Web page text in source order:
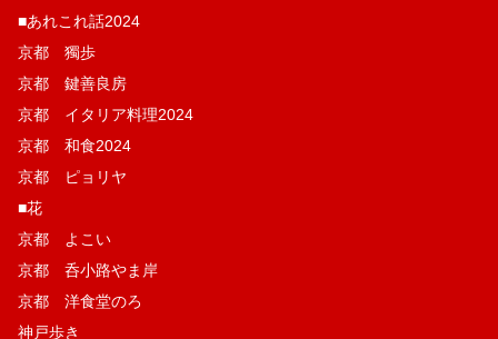
■あれこれ話2024
京都 獨歩
京都 鍵善良房
京都 イタリア料理2024
京都 和食2024
京都 ピョリヤ
■花
京都 よこい
京都 呑小路やま岸
京都 洋食堂のろ
神戸歩き